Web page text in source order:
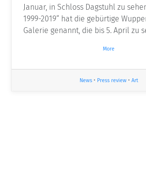
Januar, in Schloss Dagstuhl zu
1999-2019“ hat die gebürtige
Galerie genannt, die bis 5. April zu
More
News• Press review• Art